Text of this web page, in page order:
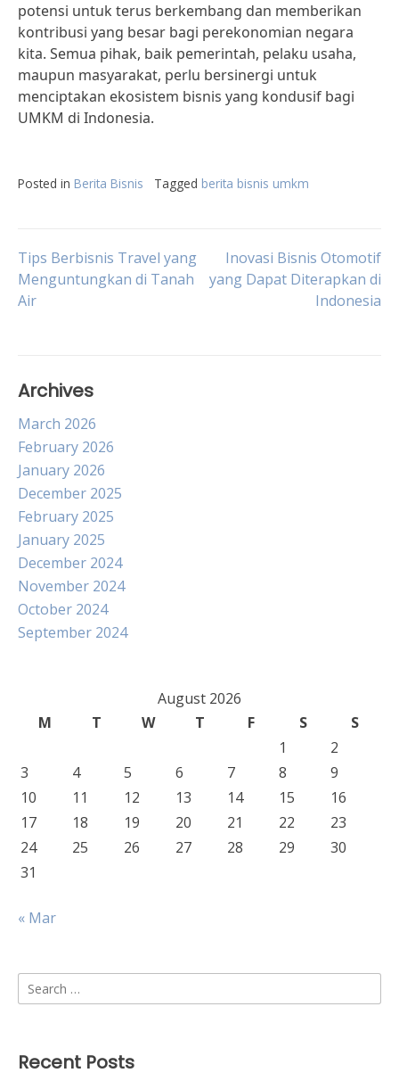
potensi untuk terus berkembang dan memberikan
kontribusi yang besar bagi perekonomian negara
kita. Semua pihak, baik pemerintah, pelaku usaha,
maupun masyarakat, perlu bersinergi untuk
menciptakan ekosistem bisnis yang kondusif bagi
UMKM di Indonesia.
Posted in Berita Bisnis Tagged berita bisnis umkm
Post
navigation
Tips Berbisnis Travel yang
Menguntungkan di Tanah
Air
Inovasi Bisnis Otomotif
yang Dapat Diterapkan di
Indonesia
Archives
March 2026
February 2026
January 2026
December 2025
February 2025
January 2025
December 2024
November 2024
October 2024
September 2024
August 2026
M
T W T F S
S
1
2
3
4 5 6 7 8
9
10
11 12 13 14 15
16
17
18 19 20 21 22
23
24
25 26 27 28 29
30
31
« Mar
Search
for:
Recent Posts